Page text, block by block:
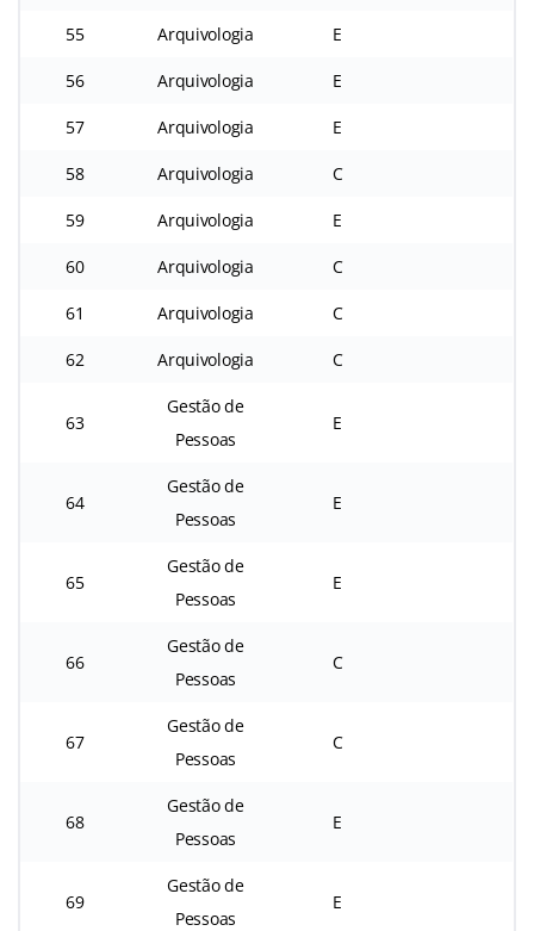
55 Arquivologia E
56 Arquivologia E
57 Arquivologia E
58 Arquivologia C
59 Arquivologia E
60 Arquivologia C
61 Arquivologia C
62 Arquivologia C
63
Gestão de
Pessoas
E
64
Gestão de
Pessoas
E
65
Gestão de
Pessoas
E
66
Gestão de
Pessoas
C
67
Gestão de
Pessoas
C
68
Gestão de
Pessoas
E
69
Gestão de
Pessoas
E